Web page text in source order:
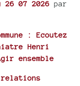
26 07 2026 par
: Ecoutez
Henri
ensemble
relations